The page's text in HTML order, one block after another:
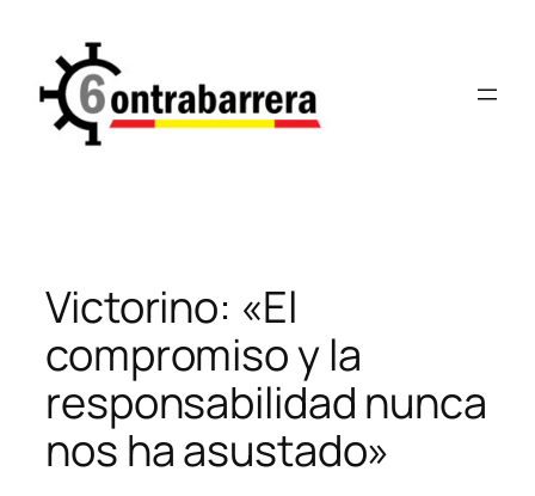
contenido
Victorino: «El
compromiso y la
responsabilidad nunca
nos ha asustado»